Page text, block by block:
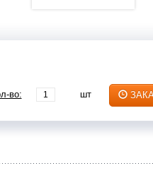
во: шт